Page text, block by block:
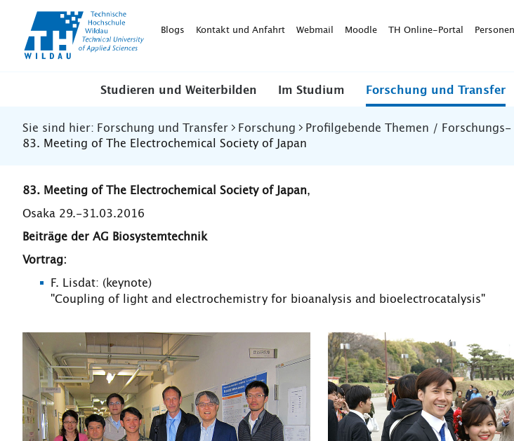
WildauBlogs Kontakt und Anfahrt Webmail Moodle TH Online-Portal
Studieren und Weiterbilden Im Studium Forschung und Transfer
Sie sind hier: Forschung und Transfer Forschung Profilgebende Themen /
83. Meeting of The Electrochemical Society of Japan
83. Meeting of The Electrochemical Society of Japan,
Osaka 29.-31.03.2016
Beiträge der AG Biosystemtechnik
Vortrag:
F. Lisdat: (keynote)
"Coupling of light and electrochemistry for bioanalysis and bioelectrocatalysis"